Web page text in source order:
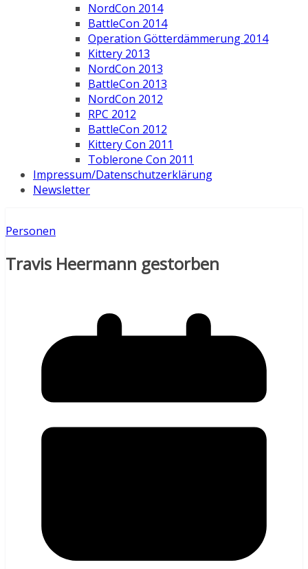
NordCon 2014
BattleCon 2014
Operation Götterdämmerung 2014
Kittery 2013
NordCon 2013
BattleCon 2013
NordCon 2012
RPC 2012
BattleCon 2012
Kittery Con 2011
Toblerone Con 2011
Impressum/Datenschutzerklärung
Newsletter
Personen
Travis Heermann gestorben